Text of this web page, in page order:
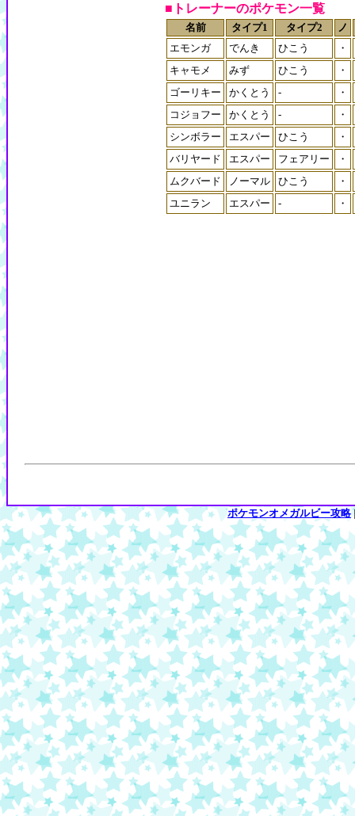
■トレーナーのポケモン一覧
名前 タイプ1 タイプ2
ノ
エモンガ
でんき ひこう
・
キャモメ
みず ひこう
・
ゴーリキー
かくとう -
・
コジョフー
かくとう -
・
シンボラー
エスパー ひこう
・
バリヤード
エスパー フェアリー
・
ムクバード
ノーマル ひこう
・
ユニラン
エスパー - ・
ポケモンオメガルビー攻略